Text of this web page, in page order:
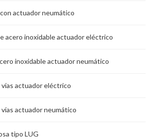
actuador neumático
acero inoxidable actuador eléctrico
inoxidable actuador neumático
vías actuador eléctrico
vías actuador neumático
tipo LUG